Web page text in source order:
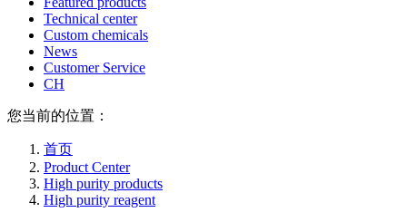
Technical center
Custom chemicals
News
Customer Service
CH
您当前的位置：
首页
Product Center
High purity products
High purity reagent